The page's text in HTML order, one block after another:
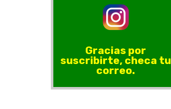
Gracias por
suscribirte, checa tu
correo.